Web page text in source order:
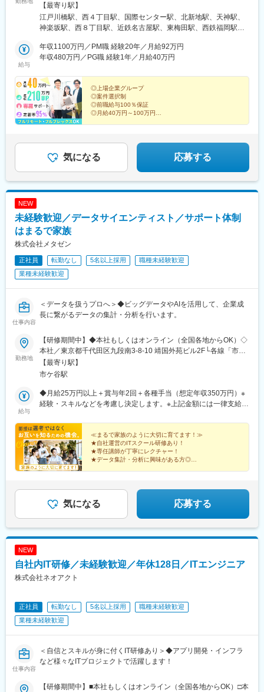
社：東京都新宿区山吹町346ー6 KAGURAZAKA VIGAS 5F┗「江
戸川橋駅」から徒歩3分／「神楽坂駅」から徒歩8分■北海道支
店：北海道札幌市中央区南2条西五丁目31-1 RMBld. アクセス：
4-10 アルティメイト名駅1st アクセス：「国際センター駅」から
徒歩3分／「名古屋駅」から徒歩7分■大阪支店：大阪府大阪市北
2分／「梅田駅」から徒歩5分■福岡支店：福岡県福岡市中央区天
神4-6-28 いちご天神ノースビル アクセス：「天神駅」から徒歩
6分／「西鉄福岡（天神）駅」から徒歩8分※転居を伴う転勤なし※
オフィス敷地内全面禁煙※今回募集しているプロジェクトは47都
道府県すべてで勤務可能です
【最寄り駅】
江戸川橋駅、西４丁目駅、国際センター駅、北新地駅、天神駅、
神楽坂駅、西８丁目駅、近鉄名古屋駅、東梅田駅、西鉄福岡駅、
給与
年収1100万円／PM職 経験20年／月給92万円
年収480万円／PG職 経験1年／月給40万円
◎上場企業グループ
◎案件選択制
◎前職給与100％保証
◎月給40万円～100万円
～数字でわかる環境と実績。ここで人生を見据えた選択
を～
気になる 応募する
NEW
未経験歓迎／データサイエンティスト／サポート体制
はまるで家族
株式会社メタゼン
正社員 転勤なし 5名以上採用
職種未経験歓迎
業種未経験歓迎
仕事内容
＜データを扱うプロへ＞◆ビッグデータやAIを活用して、企業成
長に繋がるデータの集計・分析を行います。
勤務地
【研修期間中】◆本社もしくはオンライン（全国各地からOK）◇
本社／東京都千代田区九段南3-8-10 靖国外苑ビル2F└各線「市ケ
谷駅」より徒歩5分└各線「九段下駅」より徒歩9分【研修終了
後】◆東京23区を中心とした全国各地のITプロジェクト先※勤務地
歩10分以内の駅チカオフィスです。※フルリモート・在宅勤務は
プロジェクトによって異なります。
【最寄り駅】
市ケ谷駅
給与
◆月給25万円以上＋賞与年2回＋各種手当（想定年収350万円）※
経験・スキルなどを考慮し決定します。※上記金額には一律支給の
り（期間中は月給23万円以上で、その他の待遇に変更なし）☆経
験がある方は、現職・前職給与を考慮します。☆明確な評価制度
あり。個人の頑張りに応じて評価します。【年収例】年収450万
円（経験2年入社）年収650万円（経験3年入社）年収900万円（経
験5年入社）
≪まるで家族のように大切に育てます！≫
★自社運営のITスクール研修あり！
★専任講師が丁寧にレクチャー！
★データ集計・分析に興味がある方◎
気になる 応募する
NEW
自社内IT研修／未経験歓迎／年休128日／ITエンジニア
株式会社ネオアクト
正社員 転勤なし 5名以上採用
職種未経験歓迎
業種未経験歓迎
仕事内容
＜自信とスキルが身に付くIT研修あり＞◆アプリ開発・インフラ
など様々なITプロジェクトで活躍します！
【研修期間中】■本社もしくはオンライン（全国各地からOK）□本